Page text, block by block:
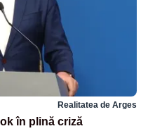
Realitatea de Arges
în plină criză